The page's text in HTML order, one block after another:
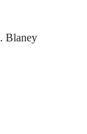
Blaney